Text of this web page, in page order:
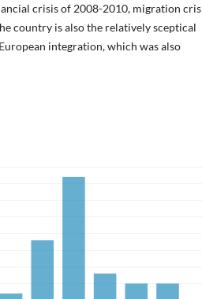
crisis of 2008-2010, migration
country is also the relatively sceptical
integration, which was also